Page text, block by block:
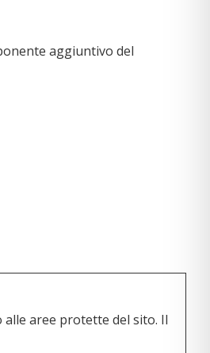
aggiuntivo del
aree protette del sito. Il